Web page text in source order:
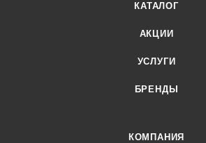
КАТАЛОГ
АКЦИИ
УСЛУГИ
БРЕНДЫ
КОМПАНИЯ